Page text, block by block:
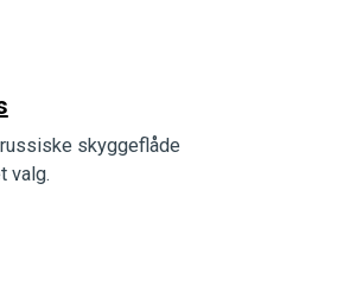
skyggeflåde
valg.